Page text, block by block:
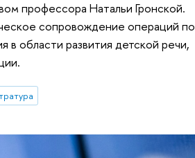
профессора Натальи Гронской.
сопровождение операций по
в области развития детской речи,